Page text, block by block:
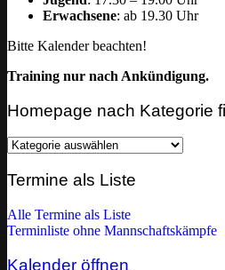
Erwachsene: ab 19.30 Uhr
Bitte Kalender beachten!
Training nur nach Ankündigung.
Homepage nach Kategorie
Homepage
Kategorie
Termine als Liste
Alle Termine als Liste
Terminliste ohne Mannschaftskämpfe
Kalender öffnen